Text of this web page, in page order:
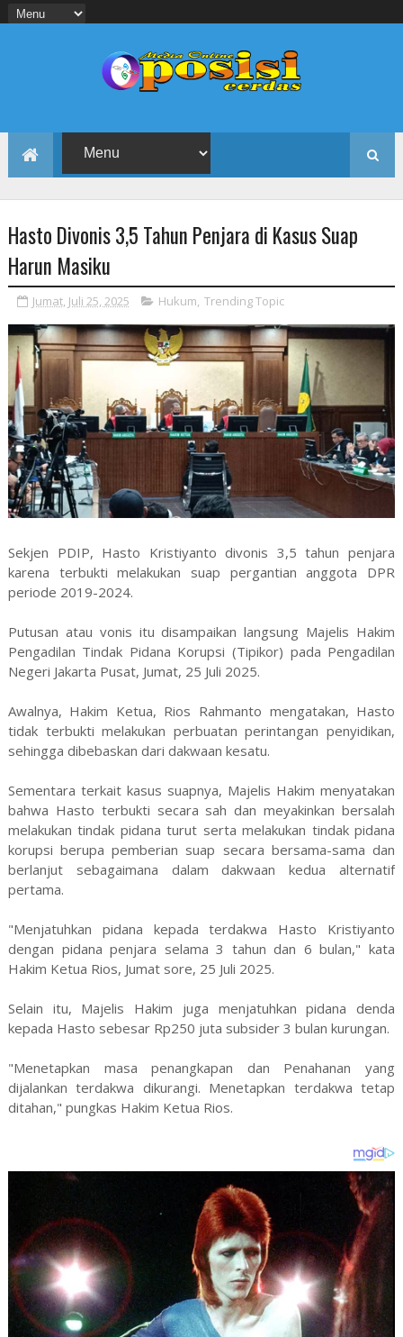
Hasto Divonis 3,5 Tahun Penjara di Kasus Suap
Harun Masiku
Jumat, Juli 25, 2025 Hukum, Trending Topic
Sekjen PDIP, Hasto Kristiyanto divonis 3,5 tahun penjara
karena terbukti melakukan suap pergantian anggota DPR
periode 2019-2024.
Putusan atau vonis itu disampaikan langsung Majelis Hakim
Pengadilan Tindak Pidana Korupsi (Tipikor) pada Pengadilan
Negeri Jakarta Pusat, Jumat, 25 Juli 2025.
Awalnya, Hakim Ketua, Rios Rahmanto mengatakan, Hasto
tidak terbukti melakukan perbuatan perintangan penyidikan,
sehingga dibebaskan dari dakwaan kesatu.
Sementara terkait kasus suapnya, Majelis Hakim menyatakan
bahwa Hasto terbukti secara sah dan meyakinkan bersalah
melakukan tindak pidana turut serta melakukan tindak pidana
korupsi berupa pemberian suap secara bersama-sama dan
berlanjut sebagaimana dalam dakwaan kedua alternatif
pertama.
"Menjatuhkan pidana kepada terdakwa Hasto Kristiyanto
dengan pidana penjara selama 3 tahun dan 6 bulan," kata
Hakim Ketua Rios, Jumat sore, 25 Juli 2025.
Selain itu, Majelis Hakim juga menjatuhkan pidana denda
kepada Hasto sebesar Rp250 juta subsider 3 bulan kurungan.
"Menetapkan masa penangkapan dan Penahanan yang
dijalankan terdakwa dikurangi. Menetapkan terdakwa tetap
ditahan," pungkas Hakim Ketua Rios.